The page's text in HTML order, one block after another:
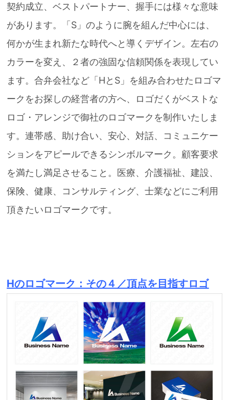
契約成立、ベストパートナー、握手には様々な意味
があります。「S」のように腕を組んだ中心には、
何かが生まれ新たな時代へと導くデザイン。左右の
カラーを変え、２者の強固な信頼関係を表現してい
ます。合弁会社など「HとS」を組み合わせたロゴマ
ークをお探しの経営者の方へ、ロゴだくがベストな
ロゴ・アレンジで御社のロゴマークを制作いたしま
す。連帯感、助け合い、安心、対話、コミュニケー
ションをアピールできるシンボルマーク。顧客要求
を満たし満足させること。医療、介護福祉、建設、
保険、健康、コンサルティング、士業などにご利用
頂きたいロゴマークです。
Hのロゴマーク：その４／頂点を目指すロゴ